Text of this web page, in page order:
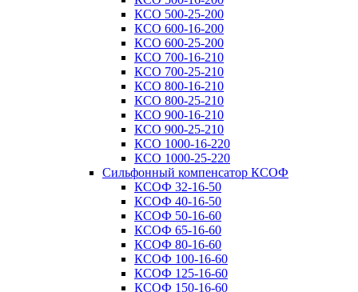
КСО 500-25-200
КСО 600-16-200
КСО 600-25-200
КСО 700-16-210
КСО 700-25-210
КСО 800-16-210
КСО 800-25-210
КСО 900-16-210
КСО 900-25-210
КСО 1000-16-220
КСО 1000-25-220
Сильфонный компенсатор КСОФ
КСОФ 32-16-50
КСОФ 40-16-50
КСОФ 50-16-60
КСОФ 65-16-60
КСОФ 80-16-60
КСОФ 100-16-60
КСОФ 125-16-60
КСОФ 150-16-60